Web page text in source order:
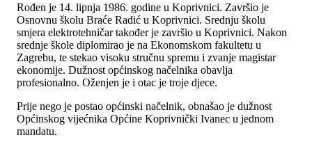
Rođen je 14. lipnja 1986. godine u Koprivnici. Završio je
Osnovnu školu Braće Radić u Koprivnici. Srednju školu
smjera elektrotehničar također je završio u Koprivnici. Nakon
srednje škole diplomirao je na Ekonomskom fakultetu u
Zagrebu, te stekao visoku stručnu spremu i zvanje magistar
ekonomije. Dužnost općinskog načelnika obavlja
profesionalno. Oženjen je i otac je troje djece.
Prije nego je postao općinski načelnik, obnašao je dužnost
Općinskog vijećnika Općine Koprivnički Ivanec u jednom
mandatu.